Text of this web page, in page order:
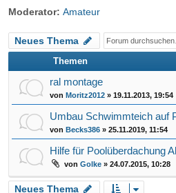
riff
Moderator: Amateur
Neues Thema
Themen
ral montage
von Moritz2012 » 19.11.2013, 19:54
Umbau Schwimmteich auf
von Becks386 » 25.11.2019, 11:54
Hilfe für Poolüberdachung
von Golke » 24.07.2015, 10:28
Neues Thema